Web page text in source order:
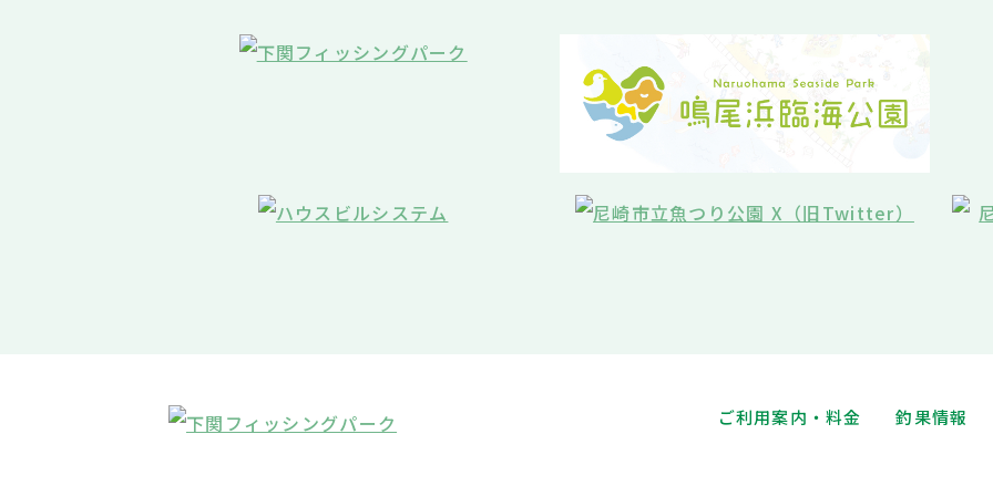
ご利用案内・料金 釣果情報